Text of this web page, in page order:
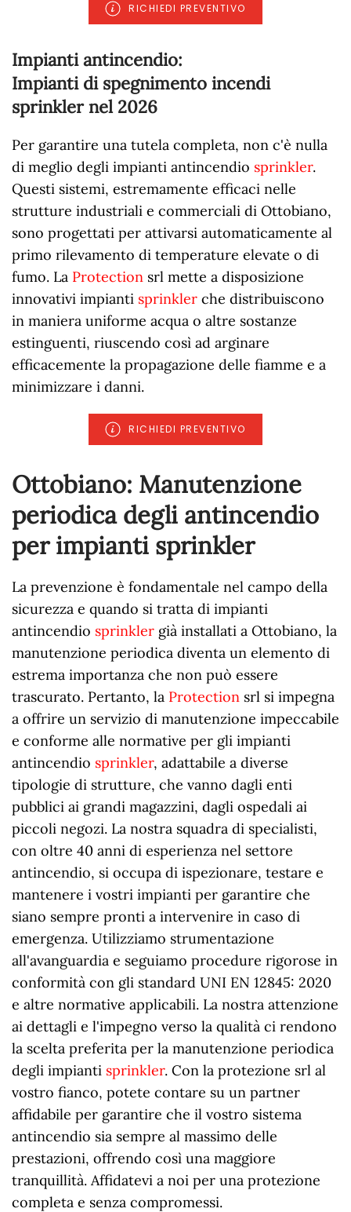
RICHIEDI PREVENTIVO
Impianti antincendio:
Impianti di spegnimento incendi
sprinkler nel 2026
Per garantire una tutela completa, non c'è nulla
di meglio degli impianti antincendio sprinkler.
Questi sistemi, estremamente efficaci nelle
strutture industriali e commerciali di Ottobiano,
sono progettati per attivarsi automaticamente al
primo rilevamento di temperature elevate o di
fumo. La Protection srl mette a disposizione
innovativi impianti sprinkler che distribuiscono
in maniera uniforme acqua o altre sostanze
estinguenti, riuscendo così ad arginare
efficacemente la propagazione delle fiamme e a
minimizzare i danni.
RICHIEDI PREVENTIVO
Ottobiano: Manutenzione
periodica degli antincendio
per impianti sprinkler
La prevenzione è fondamentale nel campo della
sicurezza e quando si tratta di impianti
antincendio sprinkler già installati a Ottobiano, la
manutenzione periodica diventa un elemento di
estrema importanza che non può essere
trascurato. Pertanto, la Protection srl si impegna
a offrire un servizio di manutenzione impeccabile
e conforme alle normative per gli impianti
antincendio sprinkler, adattabile a diverse
tipologie di strutture, che vanno dagli enti
pubblici ai grandi magazzini, dagli ospedali ai
piccoli negozi. La nostra squadra di specialisti,
con oltre 40 anni di esperienza nel settore
antincendio, si occupa di ispezionare, testare e
mantenere i vostri impianti per garantire che
siano sempre pronti a intervenire in caso di
emergenza. Utilizziamo strumentazione
all'avanguardia e seguiamo procedure rigorose in
conformità con gli standard UNI EN 12845: 2020
e altre normative applicabili. La nostra attenzione
ai dettagli e l'impegno verso la qualità ci rendono
la scelta preferita per la manutenzione periodica
degli impianti sprinkler. Con la protezione srl al
vostro fianco, potete contare su un partner
affidabile per garantire che il vostro sistema
antincendio sia sempre al massimo delle
prestazioni, offrendo così una maggiore
tranquillità. Affidatevi a noi per una protezione
completa e senza compromessi.